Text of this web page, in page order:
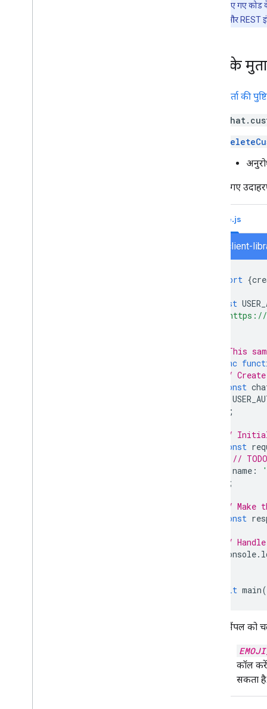
इस पेज पर दिए गए
सकता है. gRPC और REST
पसंद के
उपयोगकर्ता की पुष्टि
यहां दिए गए
Node.js
chat/client-
import {
const
'https://
// This
async
//
const
);
//
const
//
name :
};
// Make
const
//
console.
await main
इस सैंपल को
कॉल
सकता है.